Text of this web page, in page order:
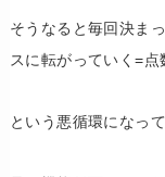
そうなると毎回決ま
スに転がっていく=点
という悪循環になっ